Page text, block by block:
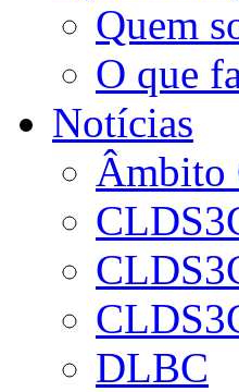
Quem
O que
Notícias
Âmbito
DLBC